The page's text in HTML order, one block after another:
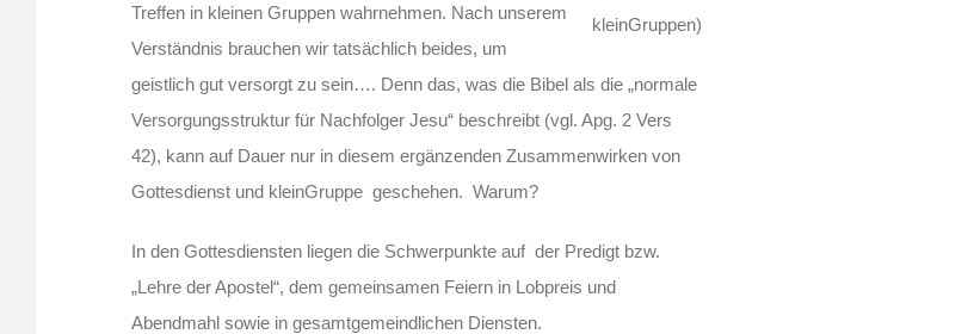
kleinGruppen)
Treffen in kleinen Gruppen wahrnehmen. Nach unserem
Verständnis brauchen wir tatsächlich beides, um
geistlich gut versorgt zu sein…. Denn das, was die Bibel als die „normale
Versorgungsstruktur für Nachfolger Jesu“ beschreibt (vgl. Apg. 2 Vers
42), kann auf Dauer nur in diesem ergänzenden Zusammenwirken von
Gottesdienst und kleinGruppe geschehen. Warum?
In den Gottesdiensten liegen die Schwerpunkte auf der Predigt bzw.
„Lehre der Apostel“, dem gemeinsamen Feiern in Lobpreis und
Abendmahl sowie in gesamtgemeindlichen Diensten.